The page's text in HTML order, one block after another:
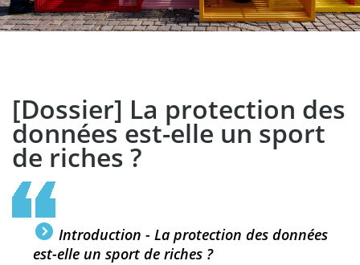
[Dossier] La protection des
données est-elle un sport
de riches ?
Introduction - La protection des données
est-elle un sport de riches ?